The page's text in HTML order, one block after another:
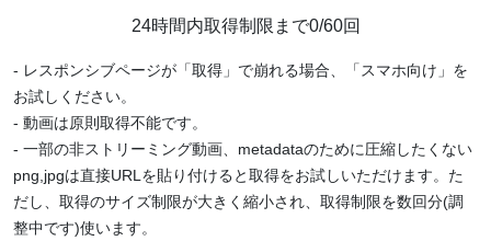
24時間内取得制限まで0/60回
- レスポンシブページが「取得」で崩れる場合、「スマホ向け」を
お試しください。
- 動画は原則取得不能です。
- 一部の非ストリーミング動画、metadataのために圧縮したくない
png,jpgは直接URLを貼り付けると取得をお試しいただけます。た
だし、取得のサイズ制限が大きく縮小され、取得制限を数回分(調
整中です)使います。